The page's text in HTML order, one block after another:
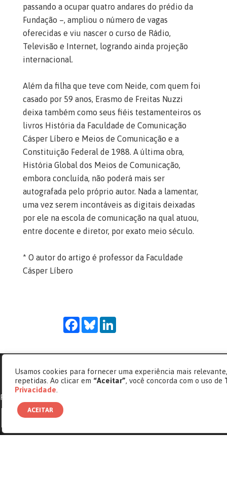
passando a ocupar quatro andares do prédio da
Fundação –, ampliou o número de vagas
oferecidas e viu nascer o curso de Rádio,
Televisão e Internet, logrando ainda projeção
internacional.
Além da filha que teve com Neide, com quem foi
casado por 59 anos, Erasmo de Freitas Nuzzi
deixa também como seus fiéis testamenteiros os
livros História da Faculdade de Comunicação
Cásper Líbero e Meios de Comunicação e a
Constituição Federal de 1988. A última obra,
História Global dos Meios de Comunicação,
embora concluída, não poderá mais ser
autografada pelo próprio autor. Nada a lamentar,
uma vez serem incontáveis as digitais deixadas
por ele na escola de comunicação na qual atuou,
entre docente e diretor, por exato meio século.
* O autor do artigo é professor da Faculdade
Cásper Líbero
Facebook
Bluesky
PRÓXIMA REPORTAGEM
Memórias de uma
Usamos cookies para fornecer uma experiência mais
repetidas. Ao clicar em “Aceitar”, você concorda com o uso de
Privacidade
ACEITAR